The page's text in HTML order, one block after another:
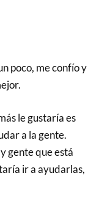
poco, me confío y
le gustaría es
a la gente.
gente que está
ir a ayudarlas,